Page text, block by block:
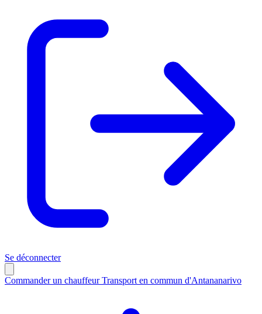
Se déconnecter
Commander un chauffeurTransport en commun d'Antananarivo